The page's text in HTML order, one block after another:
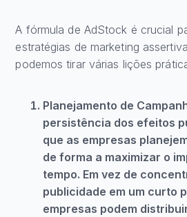
A fórmula de AdStock é crucial
estratégias de marketing
podemos tirar várias lições
Planejamento de
persistência dos efeitos
que as empresas
de forma a maximizar o
tempo. Em vez de
publicidade em um curto
empresas podem